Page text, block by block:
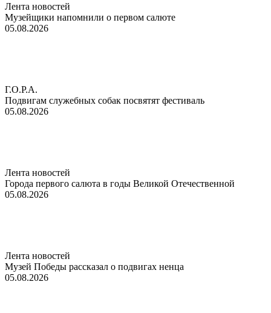
Лента новостей
Музейщики напомнили о первом салюте
05.08.2026
Г.О.Р.А.
Подвигам служебных собак посвятят фестиваль
05.08.2026
Лента новостей
Города первого салюта в годы Великой Отечественной
05.08.2026
Лента новостей
Музей Победы рассказал о подвигах ненца
05.08.2026